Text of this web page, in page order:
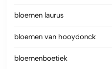
bloemen laurus
bloemen van hooydonck
bloemenboetiek